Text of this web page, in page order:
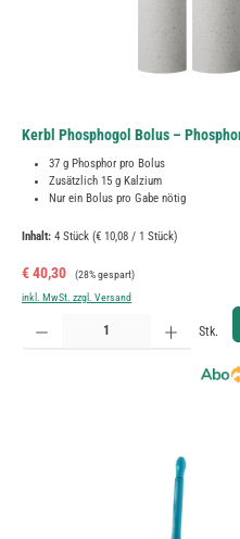
Kerbl Phosphogol Bolus –
37 g Phosphor pro Bolus
Zusätzlich 15 g Kalzium
Nur ein Bolus pro Gabe nötig
Inhalt: 4 Stück (€ 10,08 / 1 Stück)
Verkaufspreis:
€ 40,30 Regulärer Preis:
(28% gespart)
inkl. MwSt. zzgl. Versand
Produkt Anzahl: Gib den gewünschten Wert
Stk.